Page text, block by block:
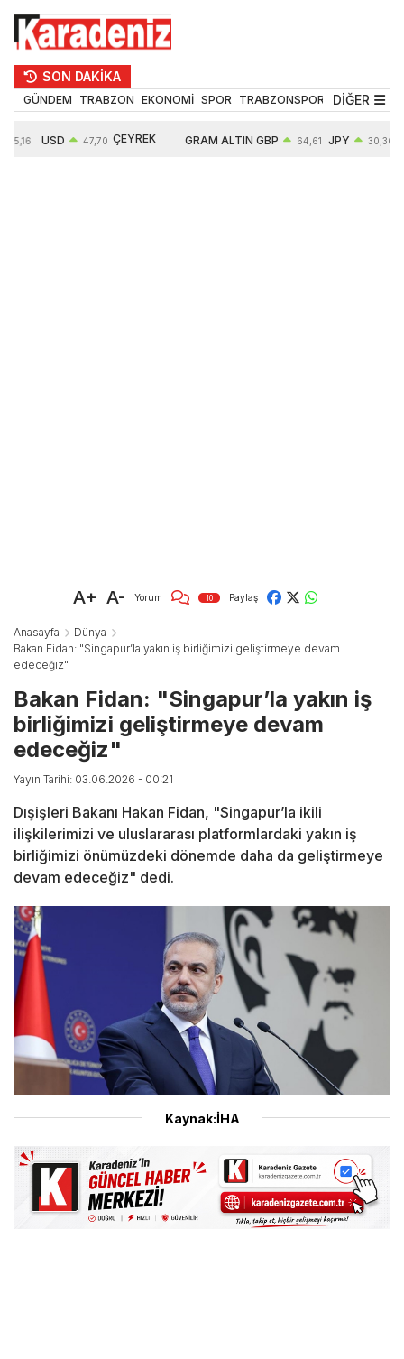
SON DAKİKA
GÜNDEM TRABZON EKONOMİ SPOR TRABZONSPOR TEKNOLOJİ
DİĞER
55,16 USD 47,70 ÇEYREK GRAM ALTIN GBP 64,61 JPY 30,36
A+ A- Yorum 10 Paylaş
Anasayfa
Dünya
Bakan Fidan: "Singapur’la yakın iş birliğimizi geliştirmeye devam
edeceğiz"
Bakan Fidan: "Singapur’la yakın iş
birliğimizi geliştirmeye devam
edeceğiz"
Yayın Tarihi: 03.06.2026 - 00:21
Dışişleri Bakanı Hakan Fidan, "Singapur’la ikili
ilişkilerimizi ve uluslararası platformlardaki yakın iş
birliğimizi önümüzdeki dönemde daha da geliştirmeye
devam edeceğiz" dedi.
Kaynak:İHA